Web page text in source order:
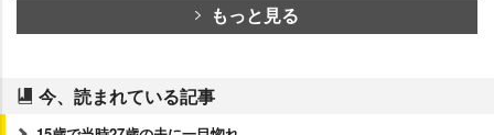
もっと見る
今、読まれている記事